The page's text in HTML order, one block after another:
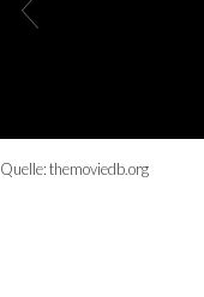
Quelle:themoviedb.org